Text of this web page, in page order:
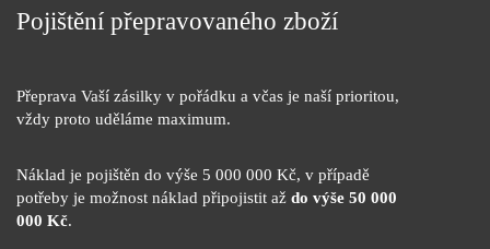
Pojištění přepravovaného zboží
Přeprava Vaší zásilky v pořádku a včas je naší prioritou,
vždy proto uděláme maximum.
Náklad je pojištěn do výše 5 000 000 Kč, v případě
potřeby je možnost náklad připojistit až do výše 50 000
000 Kč.